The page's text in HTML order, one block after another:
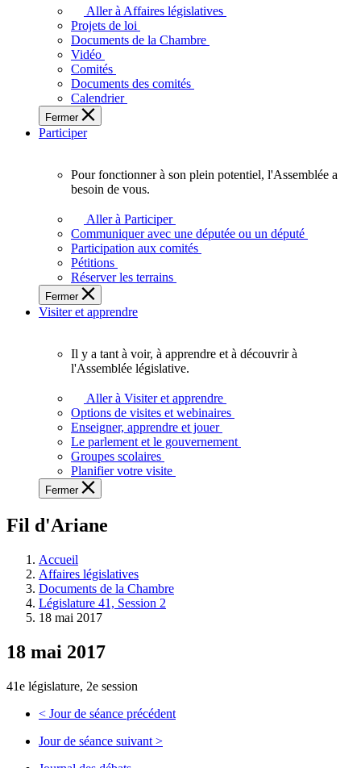
adopte
touchent
des
Ontariennes
et
Aller à Affaires législatives
Projets de loi
Documents de la Chambre
Vidéo
Comités
Documents des comités
Calendrier
Fermer
Participer
plein
potentiel,
l'Assemblée
a
besoin
de
Pour fonctionner à son plein potentiel, l'Assemblée a
besoin de vous.
Aller à Participer
Communiquer avec une députée ou un député
Participation aux comités
Pétitions
Réserver les terrains
Fermer
Visiter et apprendre
voir,
apprendre
et
à
à
législative.
Il y a tant à voir, à apprendre et à découvrir à
l'Assemblée législative.
Aller à Visiter et apprendre
Options de visites et webinaires
Enseigner, apprendre et jouer
Le parlement et le gouvernement
Groupes scolaires
Planifier votre visite
Fermer
Fil d'Ariane
Accueil
Affaires législatives
Documents de la Chambre
Législature 41, Session 2
18 mai 2017
18 mai 2017
41e législature, 2e session
< Jour de séance précédent
Jour de séance suivant >